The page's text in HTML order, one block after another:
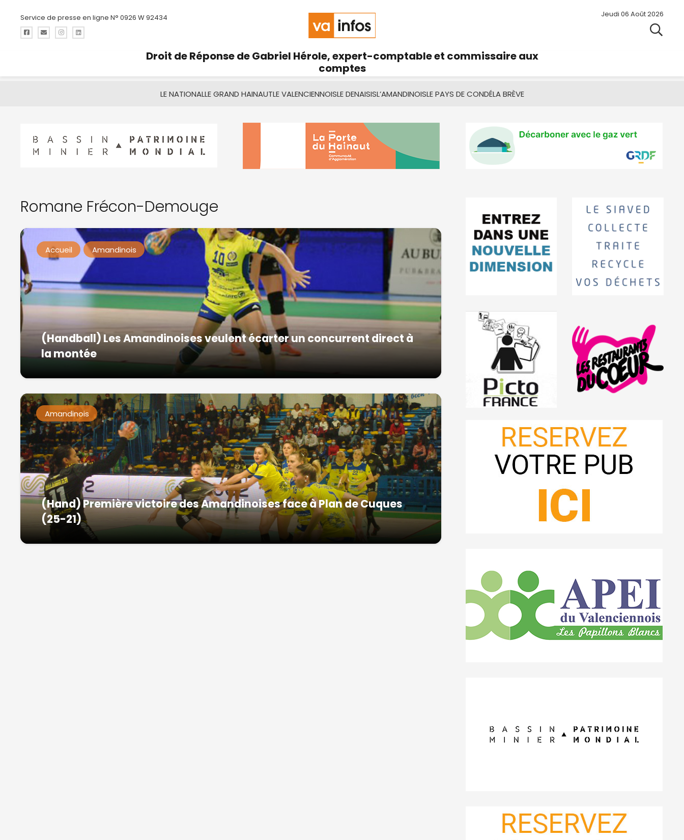
Service de presse en ligne N° 0926 W 92434 Jeudi 06 Août 2026
Droit de Réponse de Gabriel Hérole, expert-comptable et commissaire aux
comptes
LE NATIONALLE GRAND HAINAUTLE VALENCIENNOISLE DENAISISL’AMANDINOISLE PAYS DE CONDÉLA BRÈVE
Romane Frécon-Demouge
Accueil Amandinois
(Handball) Les Amandinoises veulent écarter un concurrent direct à
la montée
Amandinois
(Hand) Première victoire des Amandinoises face à Plan de Cuques
(25-21)